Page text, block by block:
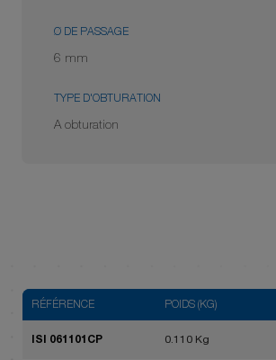
Ø DE PASSAGE
6 mm
TYPE D'OBTURATION
A obturation
RÉFÉRENCE POIDS (KG)
ISI 061101CP 0.110 Kg